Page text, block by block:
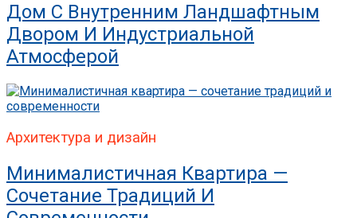
Дом С Внутренним Ландшафтным
Двором И Индустриальной
Атмосферой
Архитектура и дизайн
Минималистичная Квартира —
Сочетание Традиций И